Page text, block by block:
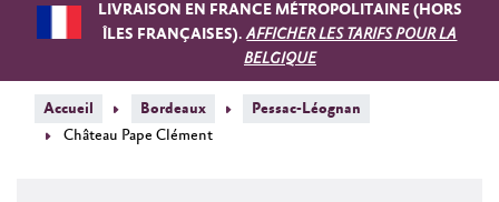
LIVRAISON EN FRANCE MÉTROPOLITAINE (HORS
ÎLES FRANÇAISES).AFFICHER LES TARIFS POUR LA
BELGIQUE
Accueil Bordeaux
Pessac-Léognan
Château Pape Clément